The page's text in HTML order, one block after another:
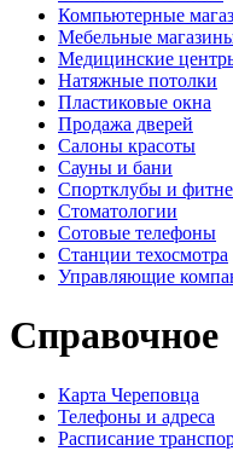
Компьютерные
Мебельные
Медицинские
Натяжные потолки
Пластиковые окна
Продажа дверей
Салоны красоты
Сауны и бани
Спортклубы и
Стоматологии
Сотовые телефоны
Станции техосмотра
Управляющие
Справочное
Карта Череповца
Телефоны и адреса
Расписание